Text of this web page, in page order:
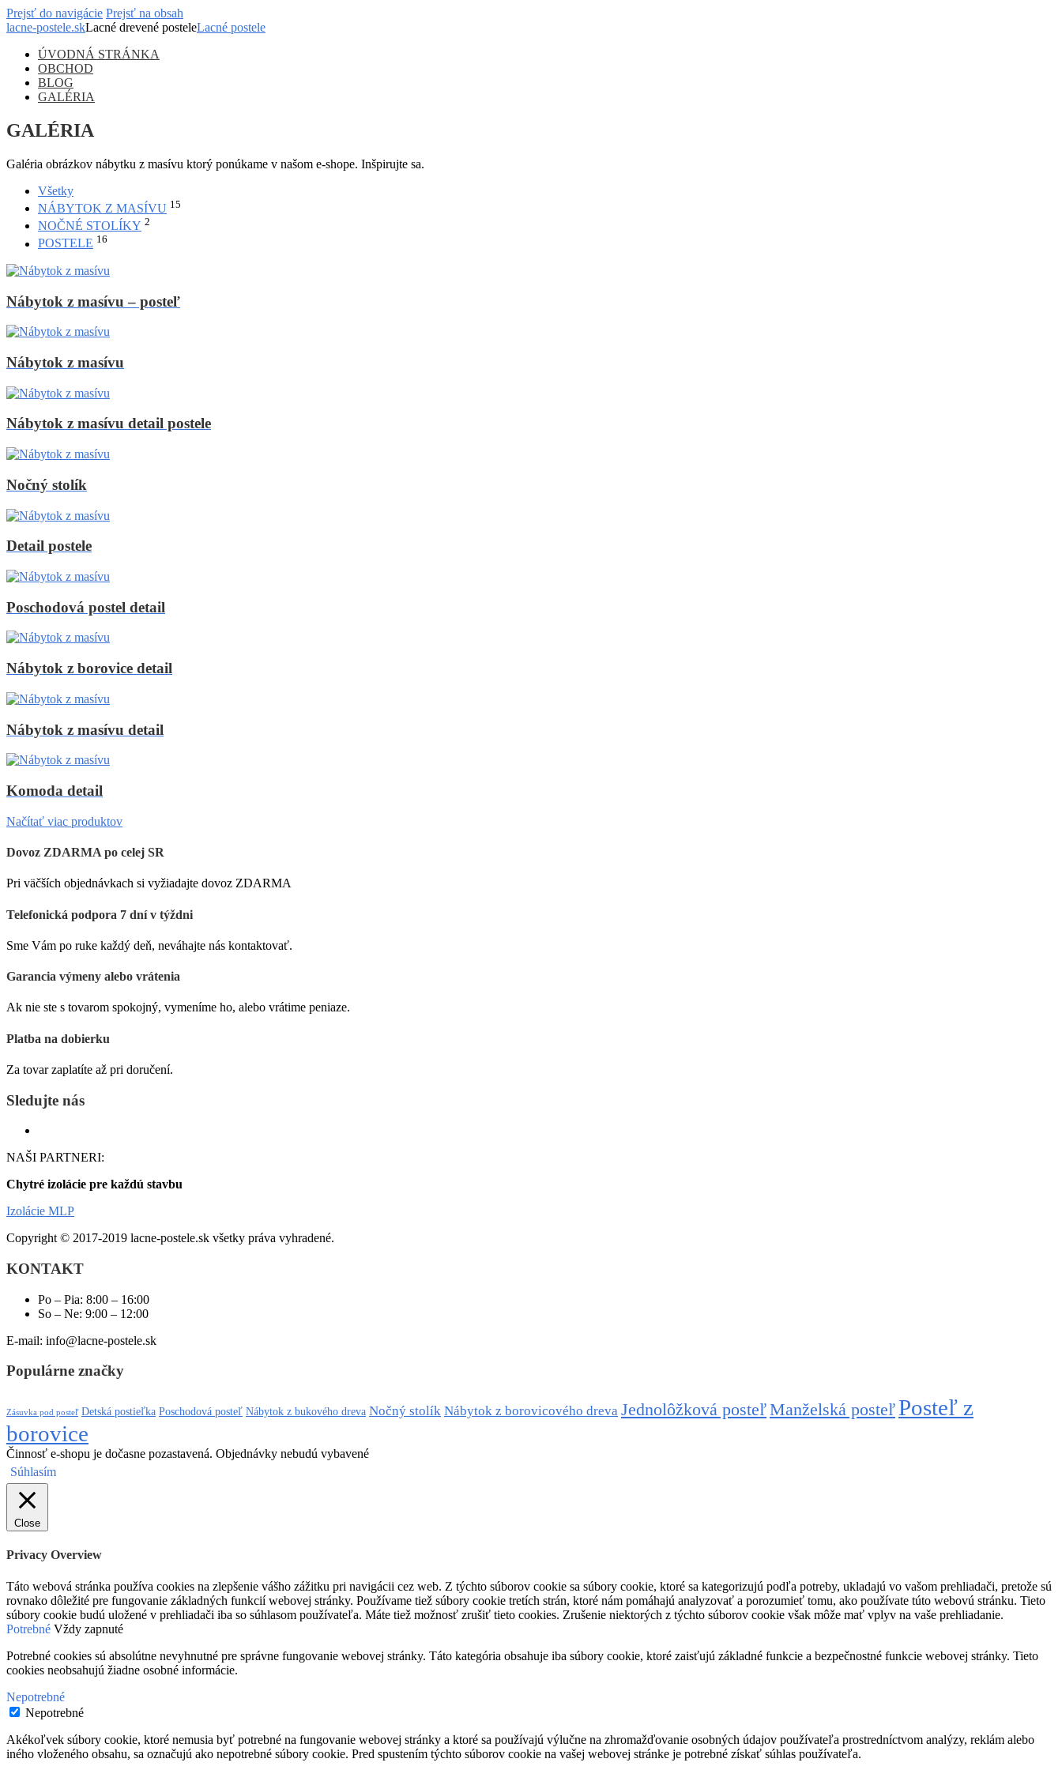
Prejsť do navigácie Prejsť na obsah
lacne-postele.skLacné drevené posteleLacné postele
ÚVODNÁ STRÁNKA
OBCHOD
BLOG
GALÉRIA
GALÉRIA
Galéria obrázkov nábytku z masívu ktorý ponúkame v našom e-shope. Inšpirujte sa.
Všetky
NÁBYTOK Z MASÍVU 15
NOČNÉ STOLÍKY 2
POSTELE 16
Nábytok z masívu – posteľ
Nábytok z masívu
Nábytok z masívu detail postele
Nočný stolík
Detail postele
Poschodová postel detail
Nábytok z borovice detail
Nábytok z masívu detail
Komoda detail
Načítať viac produktov
Dovoz ZDARMA po celej SR
Pri väčších objednávkach si vyžiadajte dovoz ZDARMA
Telefonická podpora 7 dní v týždni
Sme Vám po ruke každý deň, neváhajte nás kontaktovať.
Garancia výmeny alebo vrátenia
Ak nie ste s tovarom spokojný, vymeníme ho, alebo vrátime peniaze.
Platba na dobierku
Za tovar zaplatíte až pri doručení.
Sledujte nás
NAŠI PARTNERI:
Chytré izolácie pre každú stavbu
Izolácie MLP
Copyright © 2017-2019 lacne-postele.sk všetky práva vyhradené.
KONTAKT
Po – Pia: 8:00 – 16:00
So – Ne: 9:00 – 12:00
E-mail: info@lacne-postele.sk
Populárne značky
Zásuvka pod posteľ Detská postieľka Poschodová posteľ Nábytok z bukového dreva Nočný stolík Nábytok z borovicového dreva Jednolôžková posteľManželská posteľPosteľ z
borovice
Činnosť e-shopu je dočasne pozastavená. Objednávky nebudú vybavené
Súhlasím
Close
Privacy Overview
Táto webová stránka používa cookies na zlepšenie vášho zážitku pri navigácii cez web. Z týchto súborov cookie sa súbory cookie, ktoré sa kategorizujú podľa potreby, ukladajú vo vašom prehliadači, pretože sú
rovnako dôležité pre fungovanie základných funkcií webovej stránky. Používame tiež súbory cookie tretích strán, ktoré nám pomáhajú analyzovať a porozumieť tomu, ako používate túto webovú stránku. Tieto
súbory cookie budú uložené v prehliadači iba so súhlasom používateľa. Máte tiež možnosť zrušiť tieto cookies. Zrušenie niektorých z týchto súborov cookie však môže mať vplyv na vaše prehliadanie.
Potrebné Vždy zapnuté
Potrebné cookies sú absolútne nevyhnutné pre správne fungovanie webovej stránky. Táto kategória obsahuje iba súbory cookie, ktoré zaisťujú základné funkcie a bezpečnostné funkcie webovej stránky. Tieto
cookies neobsahujú žiadne osobné informácie.
Nepotrebné
Nepotrebné
Akékoľvek súbory cookie, ktoré nemusia byť potrebné na fungovanie webovej stránky a ktoré sa používajú výlučne na zhromažďovanie osobných údajov používateľa prostredníctvom analýzy, reklám alebo
iného vloženého obsahu, sa označujú ako nepotrebné súbory cookie. Pred spustením týchto súborov cookie na vašej webovej stránke je potrebné získať súhlas používateľa.